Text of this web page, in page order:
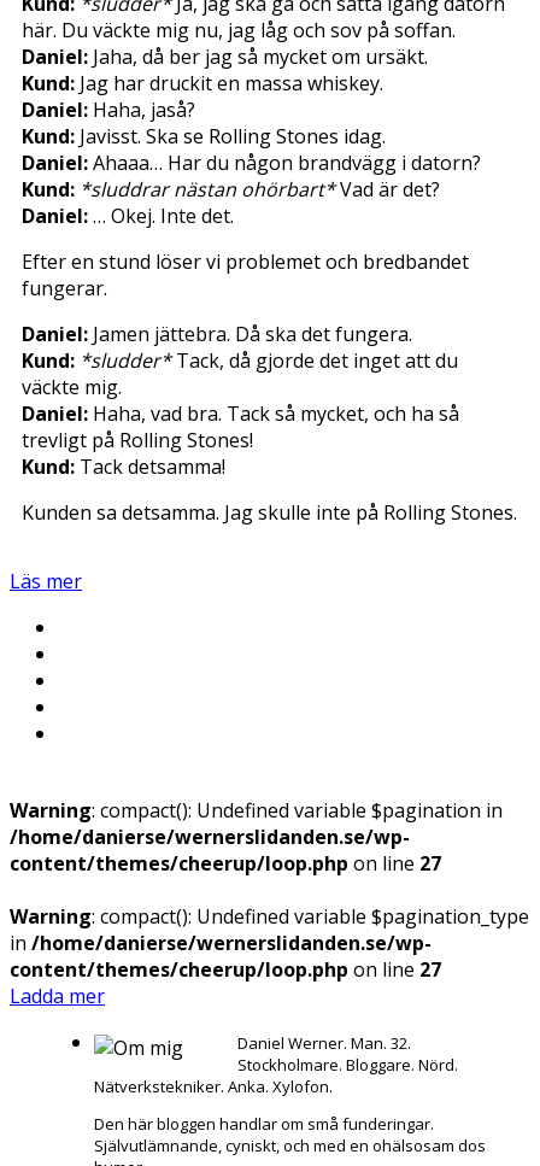
här. Du väckte mig nu, jag låg och sov på soffan.
Daniel: Jaha, då ber jag så mycket om ursäkt.
Kund: Jag har druckit en massa whiskey.
Daniel: Haha, jaså?
Kund: Javisst. Ska se Rolling Stones idag.
Daniel:Ahaaa… Har du någon brandvägg i datorn?
Kund: *sluddrar nästan ohörbart*Vad är det?
Daniel:… Okej. Inte det.
Efter en stund löser vi problemet och bredbandet
fungerar.
Daniel: Jamen jättebra. Då ska det fungera.
Kund: *sludder*Tack, då gjorde det inget att du
väckte mig.
Daniel: Haha, vad bra. Tack så mycket, och ha så
trevligt på Rolling Stones!
Kund: Tack detsamma!
Kunden sa detsamma. Jag skulle inte på Rolling Stones.
Läs mer
Warning: compact(): Undefined variable $pagination in
/home/danierse/wernerslidanden.se/wp-
content/themes/cheerup/loop.php on line 27
Warning: compact(): Undefined variable $pagination_type
in /home/danierse/wernerslidanden.se/wp-
content/themes/cheerup/loop.php on line 27
Ladda mer
Daniel Werner. Man. 32.
Stockholmare. Bloggare. Nörd.
Nätverkstekniker. Anka. Xylofon.
Den här bloggen handlar om små funderingar.
Självutlämnande, cyniskt, och med en ohälsosam dos